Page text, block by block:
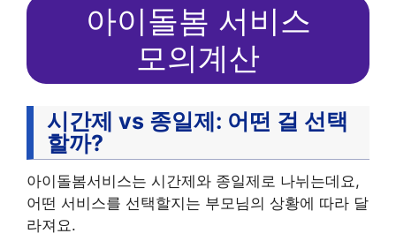
아이돌봄 서비스
모의계산
시간제 vs 종일제: 어떤 걸 선택
할까?
아이돌봄서비스는 시간제와 종일제로 나뉘는데요,
어떤 서비스를 선택할지는 부모님의 상황에 따라 달
라져요.